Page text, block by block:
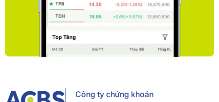
Công ty chứng khoán